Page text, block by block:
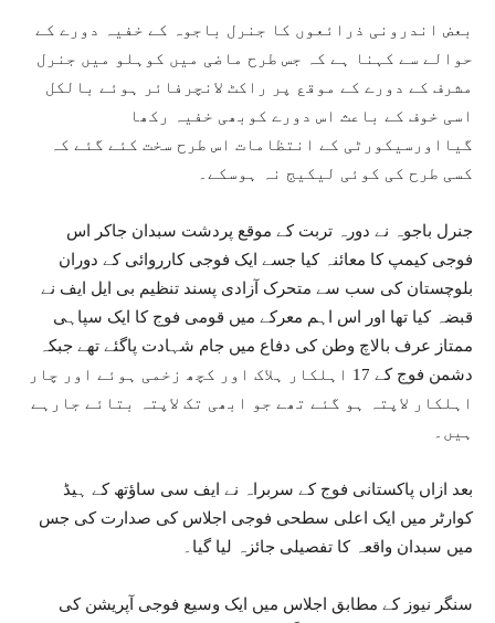
بعض اندرونی ذرائعوں کا جنرل باجوہ کے خفیہ دورے کے
حوالے سے کہنا ہے کہ جس طرح ماضی میں کوہلو میں جنرل
مشرف کے دورے کے موقع پر راکٹ لانچرفائر ہوئے بالکل
اسی خوف کے باعث اس دورے کوبھی خفیہ رکھا
گیااورسیکورٹی کے انتظامات اس طرح سخت کئے گئے کہ
کسی طرح کی کوئی لیکیج نہ ہوسکے۔
جنرل باجوہ نے دورہ تربت کے موقع پردشت سبدان جاکر اس
فوجی کیمپ کا معائنہ کیا جسے ایک فوجی کارروائی کے دوران
بلوچستان کی سب سے متحرک آزادی پسند تنظیم بی ایل ایف نے
قبضہ کیا تھا اور اس اہم معرکے میں قومی فوج کا ایک سپاہی
ممتاز عرف بالاچ وطن کی دفاع میں جام شہادت پاگئے تھے جبکہ
دشمن فوج کے 17 اہلکار ہلاک اور کچھ زخمی ہوئے اور چار
اہلکار لاپتہ ہو گئے تھے جو ابھی تک لاپتہ بتائے جارہے
ہیں۔
بعد ازاں پاکستانی فوج کے سربراہ نے ایف سی ساؤتھ کے ہیڈ
کوارٹر میں ایک اعلی سطحی فوجی اجلاس کی صدارت کی جس
میں سبدان واقعہ کا تفصیلی جائزہ لیا گیا۔
سنگر نیوز کے مطابق اجلاس میں ایک وسیع فوجی آپریشن کی